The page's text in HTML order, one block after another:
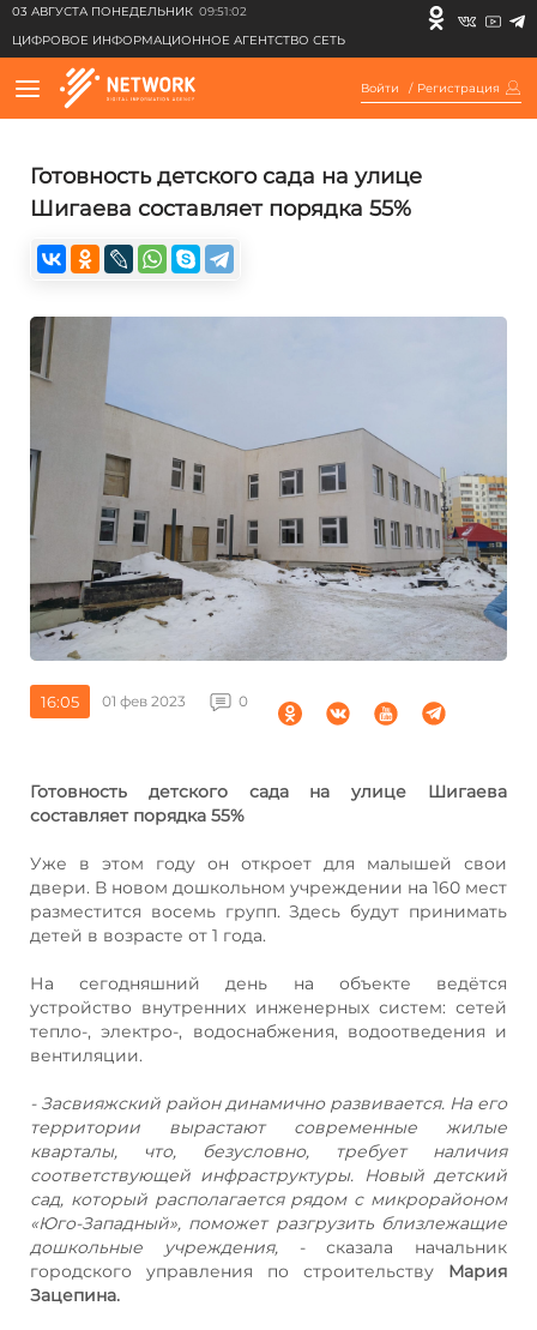
03 АВГУСТА ПОНЕДЕЛЬНИК 09:51:02
ЦИФРОВОЕ ИНФОРМАЦИОННОЕ АГЕНТСТВО СЕТЬ
Войти / Регистрация
Готовность детского сада на улице
Шигаева составляет порядка 55%
16:05 01 фев 2023 0
Готовность детского сада на улице Шигаева
составляет порядка 55%
Уже в этом году он откроет для малышей свои
двери. В новом дошкольном учреждении на 160 мест
разместится восемь групп. Здесь будут принимать
детей в возрасте от 1 года.
На сегодняшний день на объекте ведётся
устройство внутренних инженерных систем: сетей
тепло-, электро-, водоснабжения, водоотведения и
вентиляции.
- Засвияжский район динамично развивается. На его
территории вырастают современные жилые
кварталы, что, безусловно, требует наличия
соответствующей инфраструктуры. Новый детский
сад, который располагается рядом с микрорайоном
«Юго-Западный», поможет разгрузить близлежащие
дошкольные учреждения, - сказала начальник
городского управления по строительству Мария
Зацепина.